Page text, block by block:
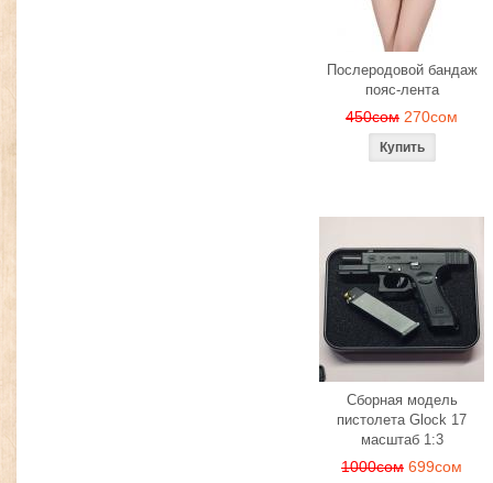
Послеродовой бандаж
пояс-лента
450сом 270сом
Сборная модель
пистолета Glock 17
масштаб 1:3
1000сом 699сом